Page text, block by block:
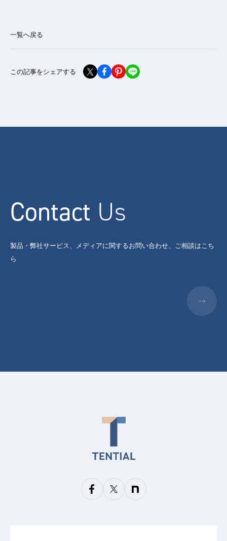
一覧へ戻る
この記事をシェアする
Contact Us
製品・弊社サービス、メディアに関するお問い合わせ、ご相談はこち
ら